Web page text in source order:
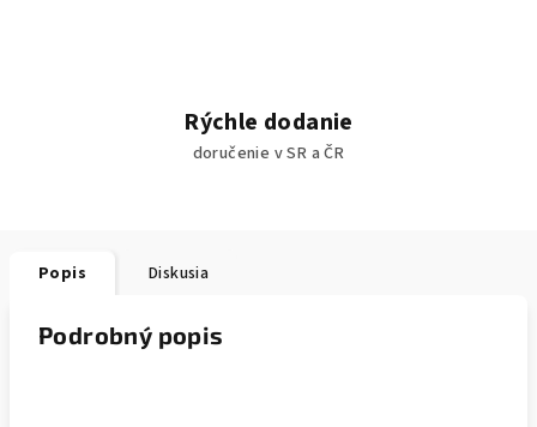
Rýchle dodanie
doručenie v SR a ČR
Popis Diskusia
Podrobný popis